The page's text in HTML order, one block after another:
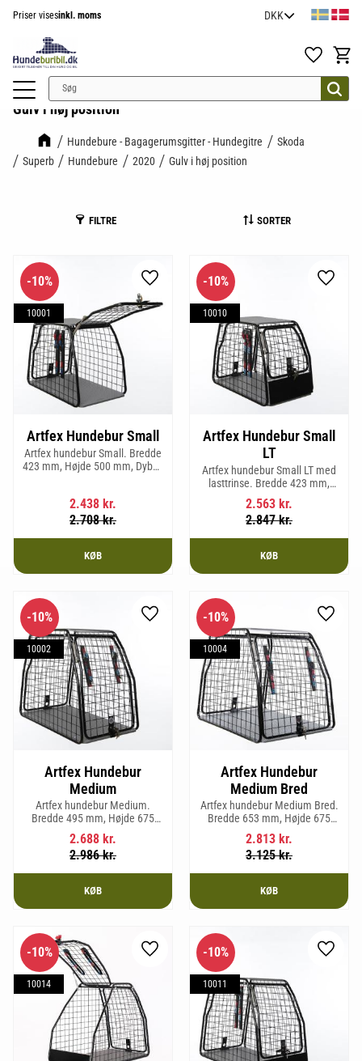
Priser visesinkl. moms
Favoritter
Gulv i høj position
Hundebure - Bagagerumsgitter - Hundegitre
Skoda
Superb
Hundebure 2020 Gulv i høj position
FILTRE SORTER
Artfex Hundebur Small
Artfex hundebur Small. Bredde
423 mm, Højde 500 mm, Dybde
2.438 kr.
2.708kr.
10%
10001
Gem som favorit
KØB
Artfex Hundebur Small
LT
Artfex hundebur Small LT med
lasttrinse. Bredde 423 mm,
Højde 500 mm, Dybde 670 mm
og vægt 12,9 kg.
2.563 kr.
2.847kr.
10%
10010
Gem
KØB
Artfex Hundebur
Medium
Artfex hundebur Medium.
Bredde 495 mm, Højde 675
mm, Dybde 830 mm og vægt 17
kg.
2.688 kr.
2.986kr.
10%
10002
Gem som favorit
KØB
Artfex Hundebur
Medium Bred
Artfex hundebur Medium Bred.
Bredde 653 mm, Højde 675
mm, Dybde 830 mm og vægt
19,7 kg.
2.813 kr.
3.125kr.
10%
10004
Gem
KØB
10%
10014
Gem som favorit
10%
10011
Gem